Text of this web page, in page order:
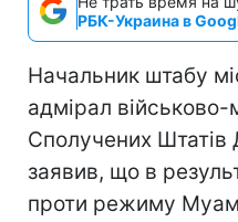
РБК-Украина в
Начальник штабу
адмірал
Сполучених
заявив, що в
проти режиму